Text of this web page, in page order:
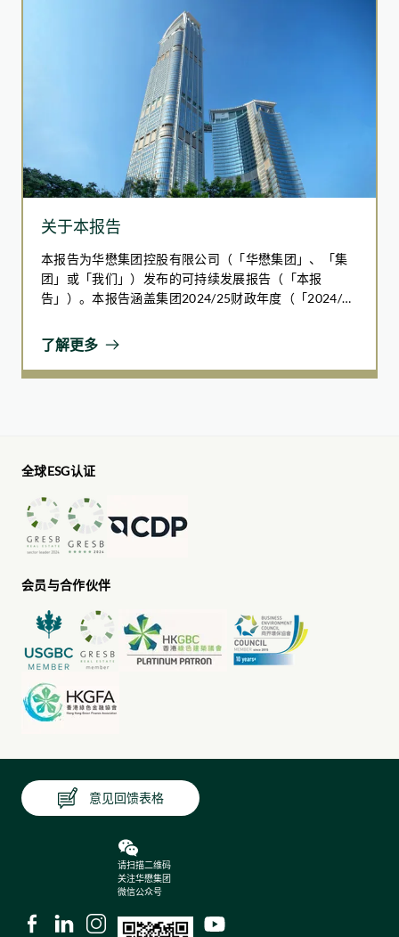
关于本报告
本报告为华懋集团控股有限公司（「华懋集团」、「集
团」或「我们」）发布的可持续发展报告（「本报
告」）。本报告涵盖集团2024/25财政年度（「2024/25
告期」）。
了解更多
全球ESG认证
会员与合作伙伴
意见回馈表格
请扫描二维码
关注华懋集团
微信公众号